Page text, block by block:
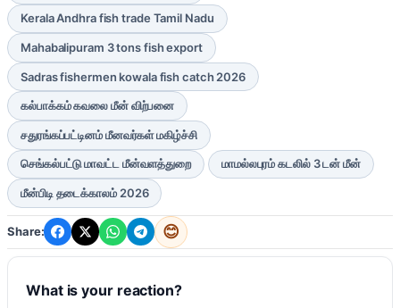
Kerala Andhra fish trade Tamil Nadu
Mahabalipuram 3 tons fish export
Sadras fishermen kowala fish catch 2026
கல்பாக்கம் கவலை மீன் விற்பனை
சதுரங்கப்பட்டினம் மீனவர்கள் மகிழ்ச்சி
செங்கல்பட்டு மாவட்ட மீன்வளத்துறை மாமல்லபுரம் கடலில் 3 டன் மீன்
மீன்பிடி தடைக்காலம் 2026
Share: 😊
What is your reaction?